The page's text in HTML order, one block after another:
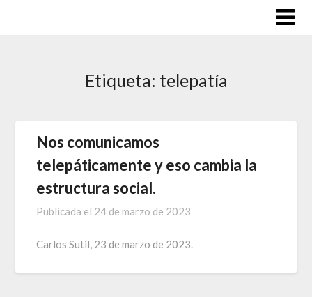
Etiqueta: telepatía
Nos comunicamos
telepáticamente y eso cambia la
estructura social.
Publicada el 24 de marzo de 2023
Carlos Sutil, 23 de marzo de 2023.